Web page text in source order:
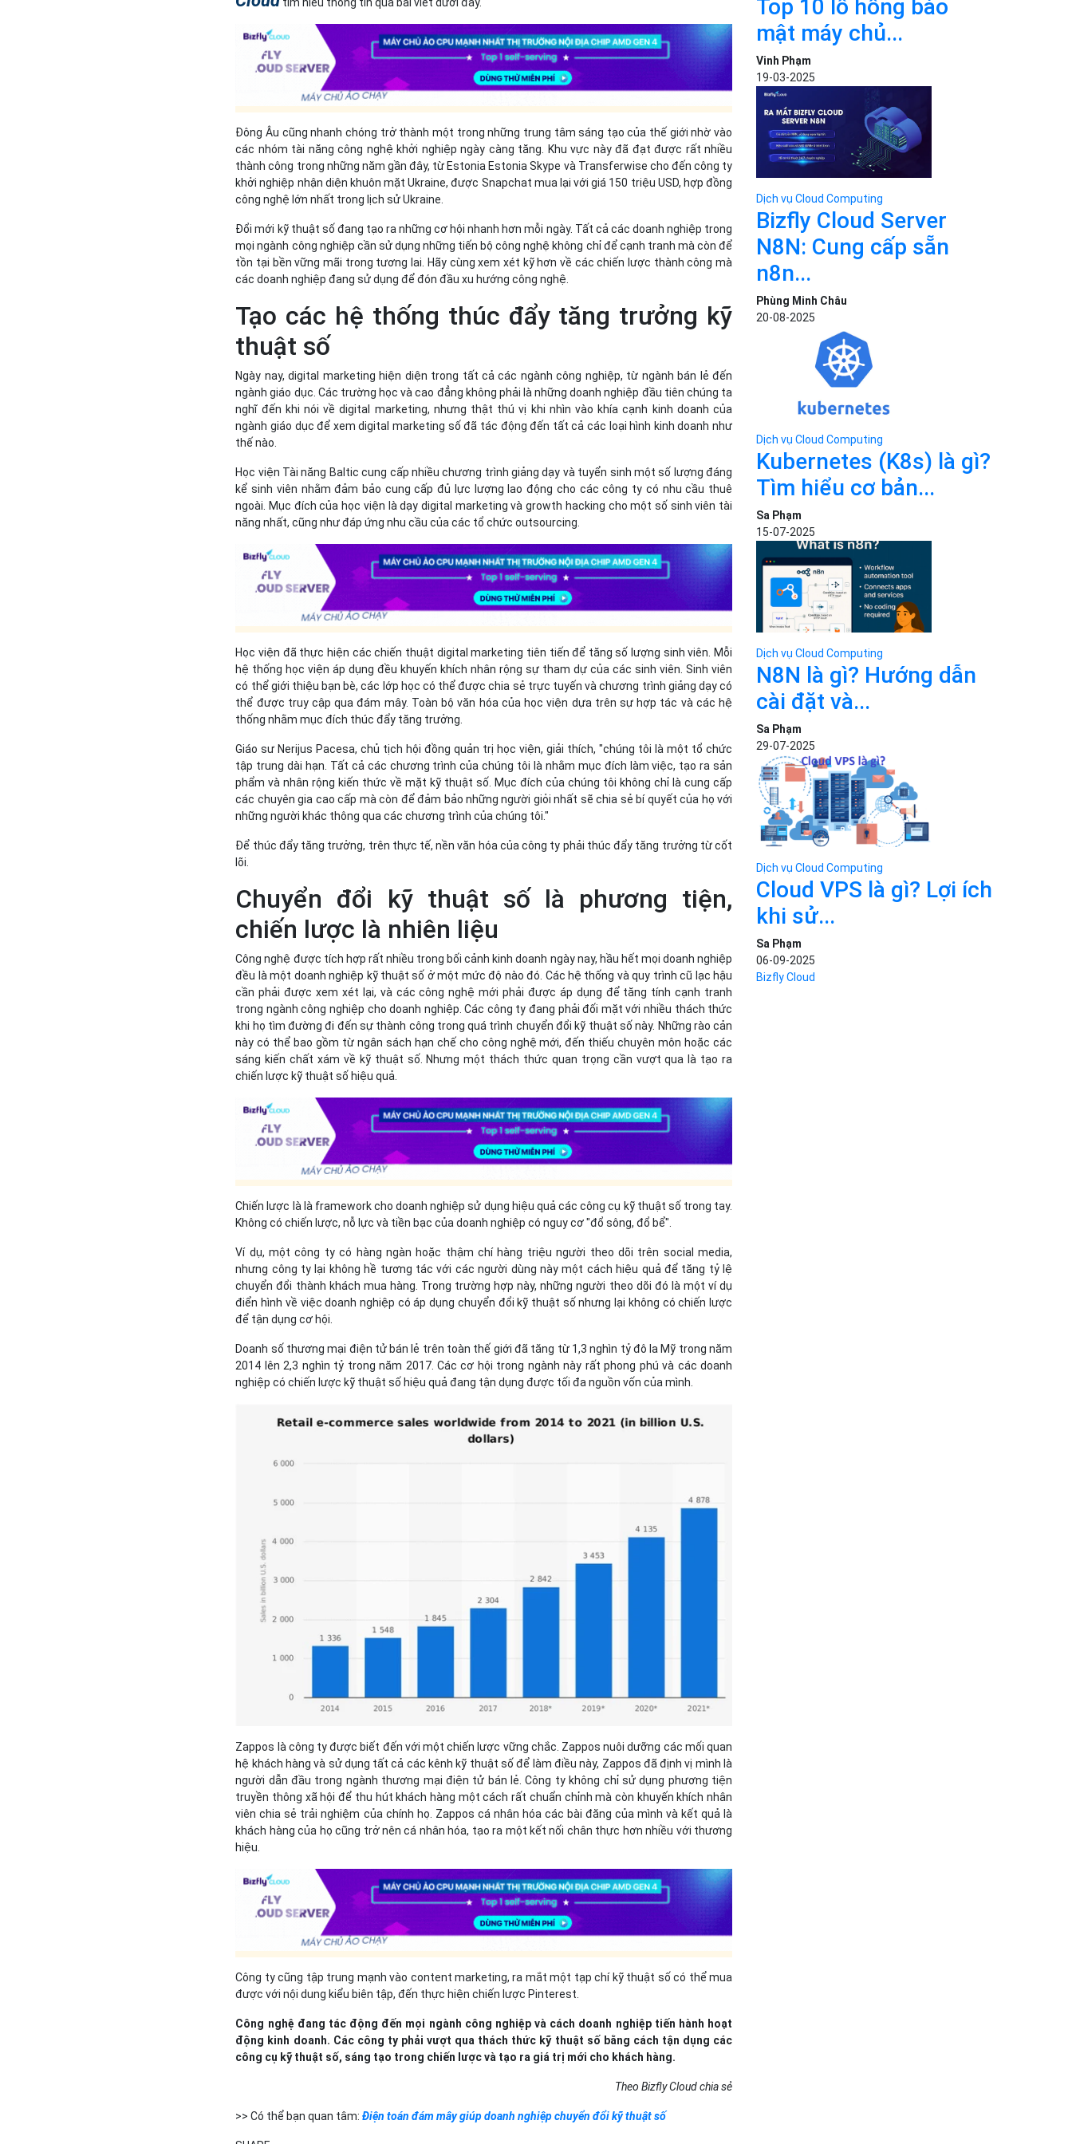
Đông Âu cũng nhanh chóng trở thành một trong những trung tâm sáng tạo của thế giới nhờ vào
các nhóm tài năng công nghệ khởi nghiệp ngày càng tăng. Khu vực này đã đạt được rất nhiều
thành công trong những năm gần đây, từ Estonia Estonia Skype và Transferwise cho đến công ty
khởi nghiệp nhận diện khuôn mặt Ukraine, được Snapchat mua lại với giá 150 triệu USD, hợp đồng
công nghệ lớn nhất trong lịch sử Ukraine.
Đổi mới kỹ thuật số đang tạo ra những cơ hội nhanh hơn mỗi ngày. Tất cả các doanh nghiệp trong
mọi ngành công nghiệp cần sử dụng những tiến bộ công nghệ không chỉ để cạnh tranh mà còn để
tồn tại bền vững mãi trong tương lai. Hãy cùng xem xét kỹ hơn về các chiến lược thành công mà
các doanh nghiệp đang sử dụng để đón đầu xu hướng công nghệ.
Tạo các hệ thống thúc đẩy tăng trưởng kỹ
thuật số
Ngày nay, digital marketing hiện diện trong tất cả các ngành công nghiệp, từ ngành bán lẻ đến
ngành giáo dục. Các trường học và cao đẳng không phải là những doanh nghiệp đầu tiên chúng ta
nghĩ đến khi nói về digital marketing, nhưng thật thú vị khi nhìn vào khía cạnh kinh doanh của
ngành giáo dục để xem digital marketing số đã tác động đến tất cả các loại hình kinh doanh như
thế nào.
Học viện Tài năng Baltic cung cấp nhiều chương trình giảng dạy và tuyển sinh một số lượng đáng
kể sinh viên nhằm đảm bảo cung cấp đủ lực lượng lao động cho các công ty có nhu cầu thuê
ngoài. Mục đích của học viện là dạy digital marketing và growth hacking cho một số sinh viên tài
năng nhất, cũng như đáp ứng nhu cầu của các tổ chức outsourcing.
Học viện đã thực hiện các chiến thuật digital marketing tiên tiến để tăng số lượng sinh viên. Mỗi
hệ thống học viện áp dụng đều khuyến khích nhân rộng sự tham dự của các sinh viên. Sinh viên
có thể giới thiệu bạn bè, các lớp học có thể được chia sẻ trực tuyến và chương trình giảng dạy có
thể được truy cập qua đám mây. Toàn bộ văn hóa của học viện dựa trên sự hợp tác và các hệ
thống nhằm mục đích thúc đẩy tăng trưởng.
Giáo sư Nerijus Pacesa, chủ tịch hội đồng quản trị học viện, giải thích, "chúng tôi là một tổ chức
tập trung dài hạn. Tất cả các chương trình của chúng tôi là nhằm mục đích làm việc, tạo ra sản
phẩm và nhân rộng kiến thức về mặt kỹ thuật số. Mục đích của chúng tôi không chỉ là cung cấp
các chuyên gia cao cấp mà còn để đảm bảo những người giỏi nhất sẽ chia sẻ bí quyết của họ với
những người khác thông qua các chương trình của chúng tôi."
Để thúc đẩy tăng trưởng, trên thực tế, nền văn hóa của công ty phải thúc đẩy tăng trưởng từ cốt
lõi.
Chuyển đổi kỹ thuật số là phương tiện,
chiến lược là nhiên liệu
Công nghệ được tích hợp rất nhiều trong bối cảnh kinh doanh ngày nay, hầu hết mọi doanh nghiệp
đều là một doanh nghiệp kỹ thuật số ở một mức độ nào đó. Các hệ thống và quy trình cũ lạc hậu
cần phải được xem xét lại, và các công nghệ mới phải được áp dụng để tăng tính cạnh tranh
trong ngành công nghiệp cho doanh nghiệp. Các công ty đang phải đối mặt với nhiều thách thức
khi họ tìm đường đi đến sự thành công trong quá trình chuyển đổi kỹ thuật số này. Những rào cản
này có thể bao gồm từ ngân sách hạn chế cho công nghệ mới, đến thiếu chuyên môn hoặc các
sáng kiến chất xám về kỹ thuật số. Nhưng một thách thức quan trọng cần vượt qua là tạo ra
chiến lược kỹ thuật số hiệu quả.
Chiến lược là là framework cho doanh nghiệp sử dụng hiệu quả các công cụ kỹ thuật số trong tay.
Không có chiến lược, nỗ lực và tiền bạc của doanh nghiệp có nguy cơ "đổ sông, đổ bể".
Ví dụ, một công ty có hàng ngàn hoặc thậm chí hàng triệu người theo dõi trên social media,
nhưng công ty lại không hề tương tác với các người dùng này một cách hiệu quả để tăng tỷ lệ
chuyển đổi thành khách mua hàng. Trong trường hợp này, những người theo dõi đó là một ví dụ
điển hình về việc doanh nghiệp có áp dụng chuyển đổi kỹ thuật số nhưng lại không có chiến lược
để tận dụng cơ hội.
Doanh số thương mại điện tử bán lẻ trên toàn thế giới đã tăng từ 1,3 nghìn tỷ đô la Mỹ trong năm
2014 lên 2,3 nghìn tỷ trong năm 2017. Các cơ hội trong ngành này rất phong phú và các doanh
nghiệp có chiến lược kỹ thuật số hiệu quả đang tận dụng được tối đa nguồn vốn của mình.
Zappos là công ty được biết đến với một chiến lược vững chắc. Zappos nuôi dưỡng các mối quan
hệ khách hàng và sử dụng tất cả các kênh kỹ thuật số để làm điều này, Zappos đã định vị mình là
người dẫn đầu trong ngành thương mại điện tử bán lẻ. Công ty không chỉ sử dụng phương tiện
truyền thông xã hội để thu hút khách hàng một cách rất chuẩn chỉnh mà còn khuyến khích nhân
viên chia sẻ trải nghiệm của chính họ. Zappos cá nhân hóa các bài đăng của mình và kết quả là
khách hàng của họ cũng trở nên cá nhân hóa, tạo ra một kết nối chân thực hơn nhiều với thương
hiệu.
Công ty cũng tập trung mạnh vào content marketing, ra mắt một tạp chí kỹ thuật số có thể mua
được với nội dung kiểu biên tập, đến thực hiện chiến lược Pinterest.
Công nghệ đang tác động đến mọi ngành công nghiệp và cách doanh nghiệp tiến hành hoạt
động kinh doanh. Các công ty phải vượt qua thách thức kỹ thuật số bằng cách tận dụng các
công cụ kỹ thuật số, sáng tạo trong chiến lược và tạo ra giá trị mới cho khách hàng.
Theo Bizfly Cloud chia sẻ
>> Có thể bạn quan tâm:Điện toán đám mây giúp doanh nghiệp chuyển đổi kỹ thuật số
Top 10 lỗ hổng bảo
mật máy chủ...
Vinh Phạm
19-03-2025
Dịch vụ Cloud Computing
Bizfly Cloud Server
N8N: Cung cấp sẵn
n8n...
Phùng Minh Châu
20-08-2025
Dịch vụ Cloud Computing
Kubernetes (K8s) là gì?
Tìm hiểu cơ bản...
Sa Phạm
15-07-2025
Dịch vụ Cloud Computing
N8N là gì? Hướng dẫn
cài đặt và...
Sa Phạm
29-07-2025
Dịch vụ Cloud Computing
Cloud VPS là gì? Lợi ích
khi sử...
Sa Phạm
06-09-2025
Bizfly Cloud